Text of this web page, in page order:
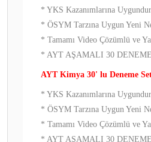
* YKS Kazanımlarına Uygundur
* ÖSYM Tarzına Uygun Yeni
* Tamamı Video Çözümlü ve
* AYT AŞAMALI 30 DENEME
AYT Kimya 30' lu Deneme
* YKS Kazanımlarına Uygundur
* ÖSYM Tarzına Uygun Yeni
* Tamamı Video Çözümlü ve
* AYT AŞAMALI 30 DENEME